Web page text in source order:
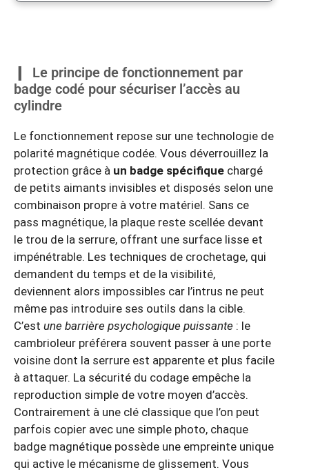
Le principe de fonctionnement par
badge codé pour sécuriser l’accès au
cylindre
Le fonctionnement repose sur une technologie de
polarité magnétique codée. Vous déverrouillez la
protection grâce à un badge spécifique chargé
de petits aimants invisibles et disposés selon une
combinaison propre à votre matériel. Sans ce
pass magnétique, la plaque reste scellée devant
le trou de la serrure, offrant une surface lisse et
impénétrable. Les techniques de crochetage, qui
demandent du temps et de la visibilité,
deviennent alors impossibles car l’intrus ne peut
même pas introduire ses outils dans la cible.
C’est une barrière psychologique puissante : le
cambrioleur préférera souvent passer à une porte
voisine dont la serrure est apparente et plus facile
à attaquer. La sécurité du codage empêche la
reproduction simple de votre moyen d’accès.
Contrairement à une clé classique que l’on peut
parfois copier avec une simple photo, chaque
badge magnétique possède une empreinte unique
qui active le mécanisme de glissement. Vous